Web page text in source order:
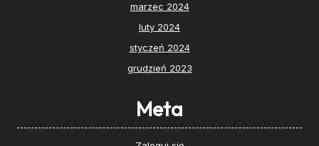
marzec 2024
luty 2024
styczeń 2024
grudzień 2023
Meta